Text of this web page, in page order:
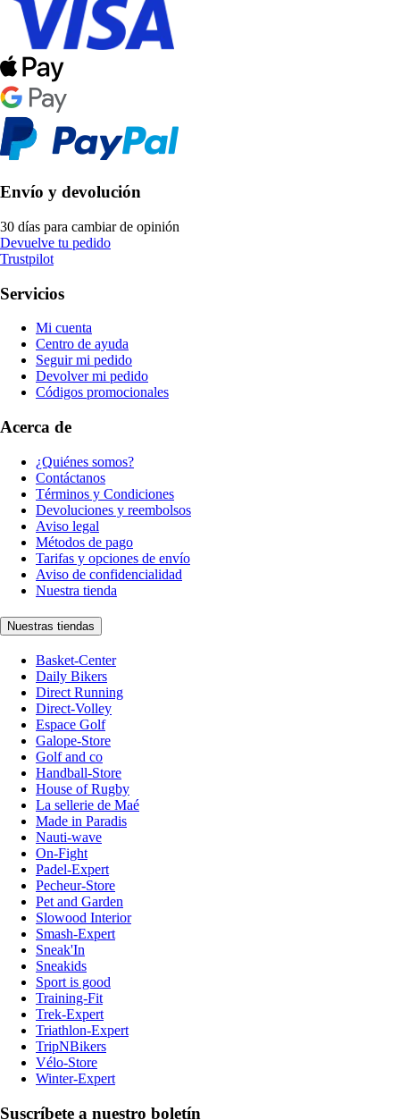
Envío y devolución
30 días para cambiar de opinión
Devuelve tu pedido
Trustpilot
Servicios
Mi cuenta
Centro de ayuda
Seguir mi pedido
Devolver mi pedido
Códigos promocionales
Acerca de
¿Quiénes somos?
Contáctanos
Términos y Condiciones
Devoluciones y reembolsos
Aviso legal
Métodos de pago
Tarifas y opciones de envío
Aviso de confidencialidad
Nuestra tienda
Nuestras tiendas
Basket-Center
Daily Bikers
Direct Running
Direct-Volley
Espace Golf
Galope-Store
Golf and co
Handball-Store
House of Rugby
La sellerie de Maé
Made in Paradis
Nauti-wave
On-Fight
Padel-Expert
Pecheur-Store
Pet and Garden
Slowood Interior
Smash-Expert
Sneak'In
Sneakids
Sport is good
Training-Fit
Trek-Expert
Triathlon-Expert
TripNBikers
Vélo-Store
Winter-Expert
Suscríbete a nuestro boletín